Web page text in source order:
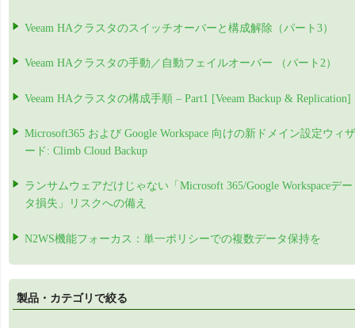
Veeam HAクラスタのスイッチオーバーと構成解除（パート3）
Veeam HAクラスタの手動／自動フェイルオーバー （パート2）
Veeam HAクラスタの構成手順 – Part1 [Veeam Backup & Replication]
Microsoft365 および Google Workspace 向けの新ドメイン設定ウィザ
ード: Climb Cloud Backup
ランサムウェアだけじゃない「Microsoft 365/Google Workspaceデー
タ損失」リスクへの備え
N2WS機能フォーカス：単一ポリシーでの複数データ保持を
製品・カテゴリで絞る